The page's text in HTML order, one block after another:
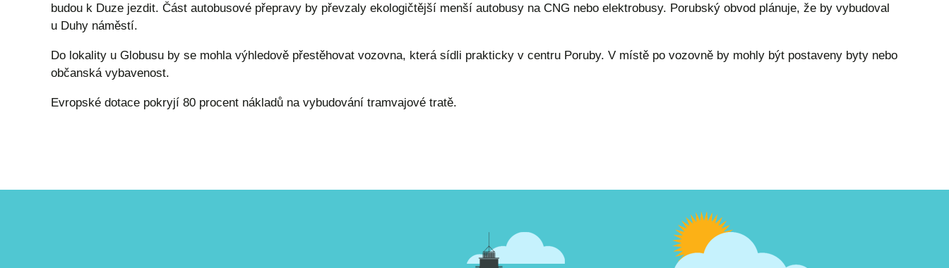
budou k Duze jezdit. Část autobusové přepravy by převzaly ekologičtější menší autobusy na CNG nebo elektrobusy. Porubský obvod plánuje, že by vybudoval
u Duhy náměstí.
Do lokality u Globusu by se mohla výhledově přestěhovat vozovna, která sídli prakticky v centru Poruby. V místě po vozovně by mohly být postaveny byty nebo
občanská vybavenost.
Evropské dotace pokryjí 80 procent nákladů na vybudování tramvajové tratě.